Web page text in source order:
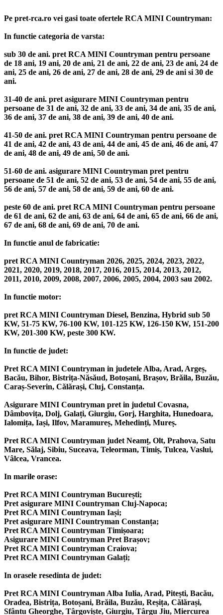
Pe pret-rca.ro vei gasi toate ofertele RCA MINI Countryman:
In functie categoria de varsta:
sub 30 de ani. pret RCA MINI Countryman pentru persoane
de 18 ani, 19 ani, 20 de ani, 21 de ani, 22 de ani, 23 de ani, 24 de
ani, 25 de ani, 26 de ani, 27 de ani, 28 de ani, 29 de ani si 30 de
ani.
31-40 de ani. pret asigurare MINI Countryman pentru
persoane de 31 de ani, 32 de ani, 33 de ani, 34 de ani, 35 de ani,
36 de ani, 37 de ani, 38 de ani, 39 de ani, 40 de ani.
41-50 de ani. pret RCA MINI Countryman pentru persoane de
41 de ani, 42 de ani, 43 de ani, 44 de ani, 45 de ani, 46 de ani, 47
de ani, 48 de ani, 49 de ani, 50 de ani.
51-60 de ani. asigurare MINI Countryman pret pentru
persoane de 51 de ani, 52 de ani, 53 de ani, 54 de ani, 55 de ani,
56 de ani, 57 de ani, 58 de ani, 59 de ani, 60 de ani.
peste 60 de ani. pret RCA MINI Countryman pentru persoane
de 61 de ani, 62 de ani, 63 de ani, 64 de ani, 65 de ani, 66 de ani,
67 de ani, 68 de ani, 69 de ani, 70 de ani.
In functie anul de fabricatie:
pret RCA MINI Countryman 2026, 2025, 2024, 2023, 2022,
2021, 2020, 2019, 2018, 2017, 2016, 2015, 2014, 2013, 2012,
2011, 2010, 2009, 2008, 2007, 2006, 2005, 2004, 2003 sau 2002.
In functie motor:
pret RCA MINI Countryman Diesel, Benzina, Hybrid sub 50
KW, 51-75 KW, 76-100 KW, 101-125 KW, 126-150 KW, 151-200
KW, 201-300 KW, peste 300 KW.
In functie de judet:
Pret RCA MINI Countryman in judetele Alba, Arad, Argeș,
Bacău, Bihor, Bistrița-Năsăud, Botoșani, Brașov, Brăila, Buzău,
Caraș-Severin, Călărași, Cluj, Constanța.
Asigurare MINI Countryman pret in judetul Covasna,
Dâmbovița, Dolj, Galați, Giurgiu, Gorj, Harghita, Hunedoara,
Ialomița, Iași, Ilfov, Maramureș, Mehedinți, Mureș.
Pret RCA MINI Countryman judet Neamț, Olt, Prahova, Satu
Mare, Sălaj, Sibiu, Suceava, Teleorman, Timiș, Tulcea, Vaslui,
Vâlcea, Vrancea.
In marile orase:
Pret RCA MINI Countryman București;
Pret asigurare MINI Countryman Cluj-Napoca;
Pret RCA MINI Countryman Iași;
Pret asigurare MINI Countryman Constanța;
Pret RCA MINI Countryman Timișoara;
Asigurare MINI Countryman Pret Brașov;
Pret RCA MINI Countryman Craiova;
Pret RCA MINI Countryman Galați;
In orasele resedinta de judet:
Pret RCA MINI Countryman Alba Iulia, Arad, Pitești, Bacău,
Oradea, Bistrița, Botoșani, Brăila, Buzău, Reșița, Călărași,
Sfântu Gheorghe, Târgoviște, Giurgiu, Târgu Jiu, Miercurea